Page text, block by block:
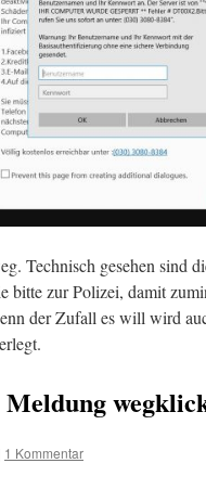
Technisch gesehen sind
bitte zur Polizei, damit
der Zufall es will wird
1 Kommentar